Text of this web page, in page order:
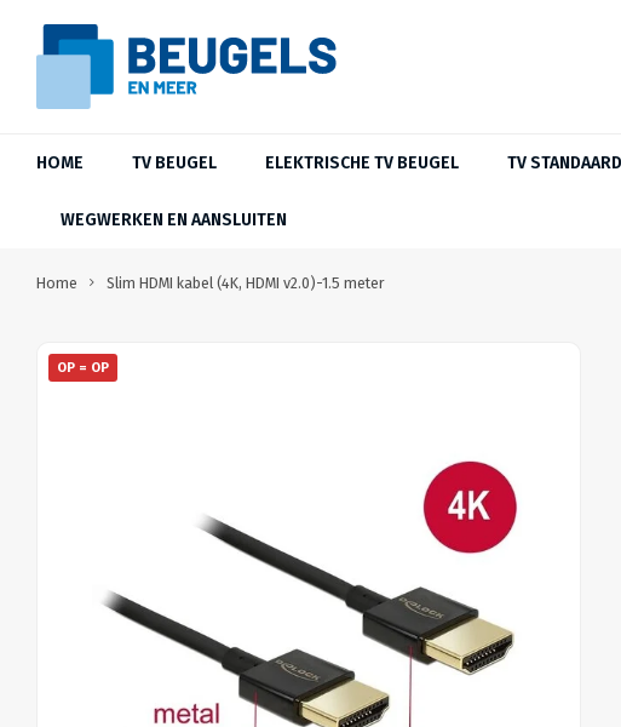
HOME TV BEUGEL ELEKTRISCHE TV BEUGEL TV STANDAARD
WEGWERKEN EN AANSLUITEN
Home Slim HDMI kabel (4K, HDMI v2.0)-1.5 meter
OP = OP